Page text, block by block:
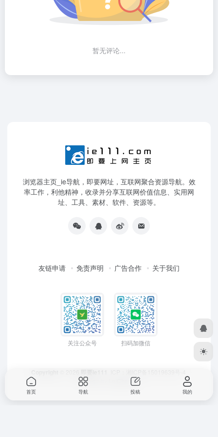
暂无评论...
浏览器主页_ie导航，即要网址，互联网聚合资源导航。效
率工作，利他精神，收录并分享互联网价值信息、实用网
址、工具、素材、软件、资源等。
友链申请 免责声明 广告合作 关于我们
关注公众号 扫码加微信
Design by
LeiCheng
首页 导航 投稿 我的